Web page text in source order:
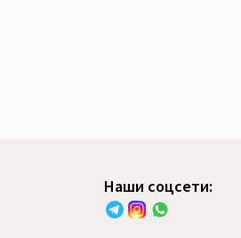
Наши соцсети: